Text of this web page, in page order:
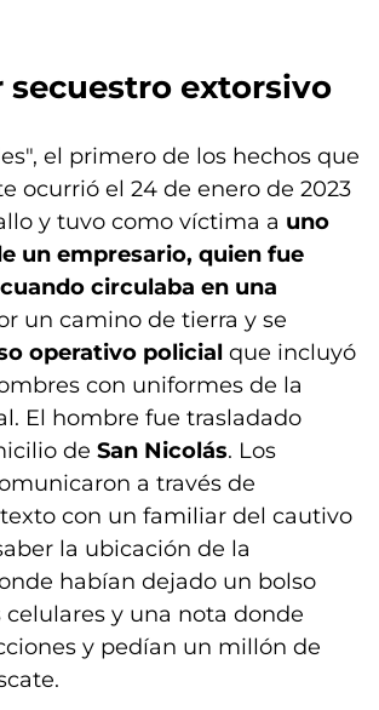
secuestro extorsivo
el primero de los hechos que
ocurrió el 24 de enero de 2023
y tuvo como víctima a uno
un empresario, quien fue
circulaba en una
un camino de tierra y se
operativo policial que incluyó
con uniformes de la
El hombre fue trasladado
de San Nicolás. Los
a través de
con un familiar del cautivo
la ubicación de la
habían dejado un bolso
y una nota donde
y pedían un millón de